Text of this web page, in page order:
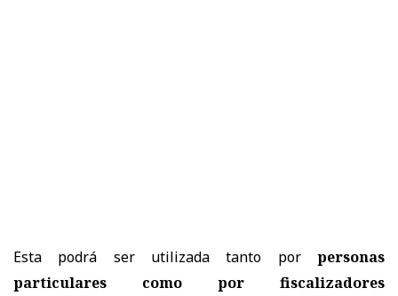
Esta podrá ser utilizada tanto por personas
particulares como por fiscalizadores